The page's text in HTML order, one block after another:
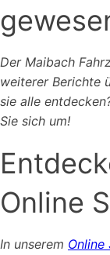
Der Maibach
weiterer Berichte
sie alle
Sie sich um!
Online
In unserem Online